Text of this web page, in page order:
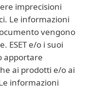
imprecisioni
Le informazioni
vengono
ESET e/o i suoi
apportare
ai prodotti e/o ai
informazioni